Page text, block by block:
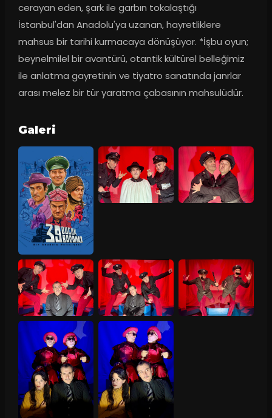
cerayan eden, şark ile garbın tokalaştığı
İstanbul'dan Anadolu'ya uzanan, hayretliklere
mahsus bir tarihi kurmacaya dönüşüyor. *İşbu oyun;
beynelmilel bir avantürü, otantik kültürel belleğimiz
ile anlatma gayretinin ve tiyatro sanatında janrlar
arası melez bir tür yaratma çabasının mahsulüdür.
Galeri